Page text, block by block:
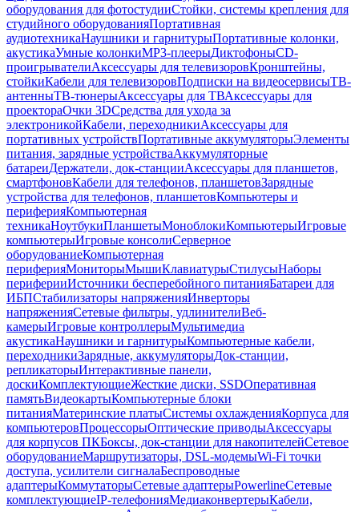
оборудования для фотостудииСтойки, системы крепления для
студийного оборудованияПортативная
аудиотехникаНаушники и гарнитурыПортативные колонки,
акустикаУмные колонкиMP3-плеерыДиктофоныCD-
проигрывателиАксессуары для телевизоровКронштейны,
стойкиКабели для телевизоровПодписки на видеосервисыТВ-
антенныТВ-тюнерыАксессуары для ТВАксессуары для
проектораОчки 3DСредства для ухода за
электроникойКабели, переходникиАксессуары для
портативных устройствПортативные аккумуляторыЭлементы
питания, зарядные устройстваАккумуляторные
батареиДержатели, док-станцииАксессуары для планшетов,
смартфоновКабели для телефонов, планшетовЗарядные
устройства для телефонов, планшетовКомпьютеры и
периферияКомпьютерная
техникаНоутбукиПланшетыМоноблокиКомпьютерыИгровые
компьютерыИгровые консолиСерверное
оборудованиеКомпьютерная
периферияМониторыМышиКлавиатурыСтилусыНаборы
периферииИсточники бесперебойного питанияБатареи для
ИБПСтабилизаторы напряженияИнверторы
напряженияСетевые фильтры, удлинителиВеб-
камерыИгровые контроллерыМультимедиа
акустикаНаушники и гарнитурыКомпьютерные кабели,
переходникиЗарядные, аккумуляторыДок-станции,
репликаторыИнтерактивные панели,
доскиКомплектующиеЖесткие диски, SSDОперативная
памятьВидеокартыКомпьютерные блоки
питанияМатеринские платыСистемы охлажденияКорпуса для
компьютеровПроцессорыОптические приводыАксессуары
для корпусов ПКБоксы, док-станции для накопителейСетевое
оборудованиеМаршрутизаторы, DSL-модемыWi-Fi точки
доступа, усилители сигналаБеспроводные
адаптерыКоммутаторыСетевые адаптерыPowerlineСетевые
комплектующиеIP-телефонияМедиаконвертерыКабели,